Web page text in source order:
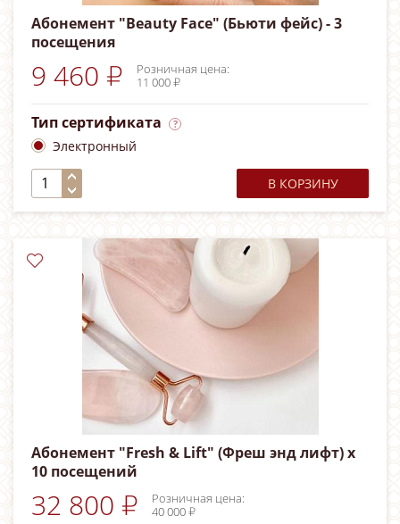
Абонемент "Beauty Face" (Бьюти фейс) - 3
посещения
9 460 ₽
Розничная цена:
11 000 ₽
Тип сертификата
Электронный
В КОРЗИНУ
Абонемент "Fresh & Lift" (Фреш энд лифт) х
10 посещений
32 800 ₽
Розничная цена:
40 000 ₽